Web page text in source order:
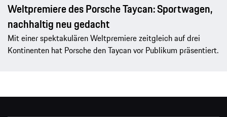
Weltpremiere des Porsche Taycan: Sportwagen,
nachhaltig neu gedacht
Mit einer spektakulären Weltpremiere zeitgleich auf drei
Kontinenten hat Porsche den Taycan vor Publikum präsentiert.